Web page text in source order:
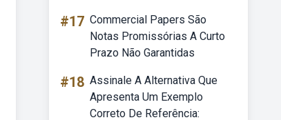
#17 Commercial Papers São
Notas Promissórias A Curto
Prazo Não Garantidas
#18 Assinale A Alternativa Que
Apresenta Um Exemplo
Correto De Referência: